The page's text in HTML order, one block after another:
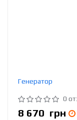
Генератор
0
8 670 грн